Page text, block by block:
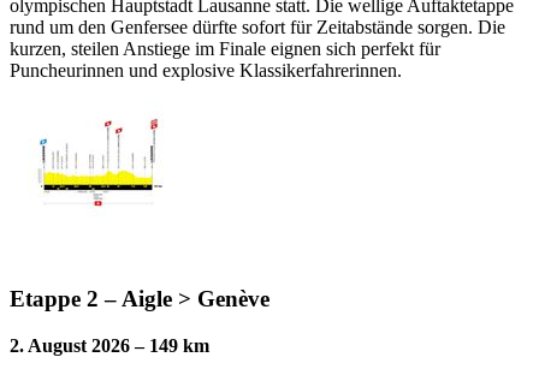
olympischen Hauptstadt Lausanne statt. Die wellige Auftaktetappe
rund um den Genfersee dürfte sofort für Zeitabstände sorgen. Die
kurzen, steilen Anstiege im Finale eignen sich perfekt für
Puncheurinnen und explosive Klassikerfahrerinnen.
Etappe 2 – Aigle > Genève
2. August 2026 – 149 km